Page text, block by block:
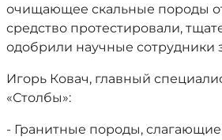
очищающее скальные породы
средство протестировали,
одобрили научные сотрудники
Игорь Ковач, главный
«Столбы»:
- Гранитные породы, слагающие